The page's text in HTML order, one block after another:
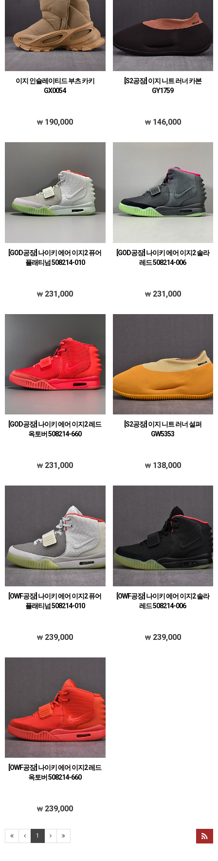
이지 인슐레이티드 부츠 카키
GX0054
190,000
[S2공장] 이지 니트 러너 카본
GY1759
146,000
[GOD공장] 나이키 에어 이지2 퓨어
플래티넘 508214-010
231,000
[GOD공장] 나이키 에어 이지2 솔라
레드 508214-006
231,000
[GOD공장] 나이키 에어 이지2 레드
옥토버 508214-660
231,000
[S2공장] 이지 니트 러너 설퍼
GW5353
138,000
[OWF공장] 나이키 에어 이지2 퓨어
플래티넘 508214-010
239,000
[OWF공장] 나이키 에어 이지2 솔라
레드 508214-006
239,000
[OWF공장] 나이키 에어 이지2 레드
옥토버 508214-660
239,000
1